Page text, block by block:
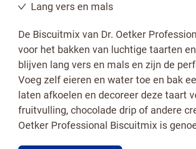
Lang vers en mals
De Biscuitmix van Dr. Oetker
voor het bakken van luchtige taarten
blijven lang vers en mals en zijn de
Voeg zelf eieren en water toe en bak
laten afkoelen en decoreer deze taart
fruitvulling, chocolade drip of andere
Oetker Professional Biscuitmix is